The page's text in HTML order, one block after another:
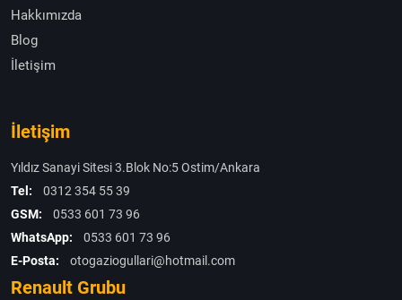
Hakkımızda
Blog
İletişim
İletişim
Yıldız Sanayi Sitesi 3.Blok No:5 Ostim/Ankara
Tel:
0312 354 55 39
GSM:
0533 601 73 96
WhatsApp:
0533 601 73 96
E-Posta:
otogaziogullari@hotmail.com
Renault Grubu